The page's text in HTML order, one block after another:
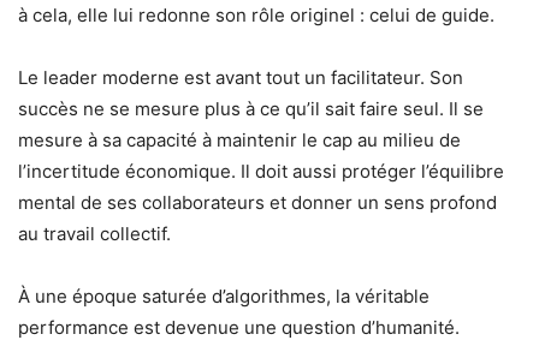
à cela, elle lui redonne son rôle originel : celui de guide.
Le leader moderne est avant tout un facilitateur. Son
succès ne se mesure plus à ce qu’il sait faire seul. Il se
mesure à sa capacité à maintenir le cap au milieu de
l’incertitude économique. Il doit aussi protéger l’équilibre
mental de ses collaborateurs et donner un sens profond
au travail collectif.
À une époque saturée d’algorithmes, la véritable
performance est devenue une question d’humanité.